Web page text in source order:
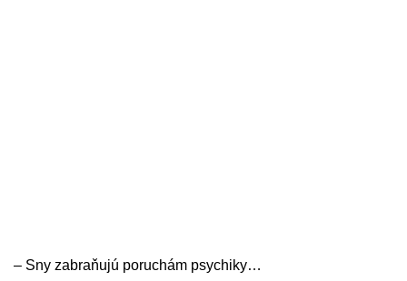
– Sny zabraňujú poruchám psychiky…